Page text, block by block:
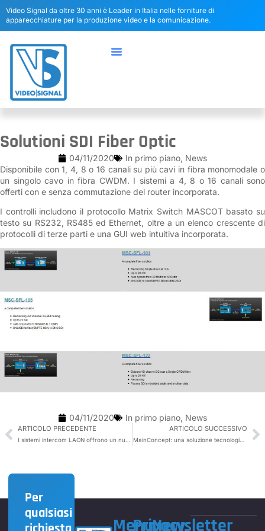
Video Signal da oltre 30 anni è Leader in Italia nelle forniture di
apparecchiature per la produzione video e la comunicazione.
Solutioni SDI Fiber Optic
04/11/2020 In primo piano, News
Disponibile con 1, 4, 8 o 16 canali su più cavi in fibra monomodale o
un singolo cavo in fibra CWDM. I sistemi a 4, 8 o 16 canali sono
offerti con e senza commutazione del router incorporata.
I controlli includono il protocollo Matrix Switch MASCOT basato su
testo su RS232, RS485 ed Ethernet, oltre a un elenco crescente di
protocolli di terze parti e una GUI web intuitiva incorporata.
04/11/2020 In primo piano, News
ARTICOLO PRECEDENTE
I sistemi intercom LAON offrono un nuovo concetto per comunicare
ARTICOLO SUCCESSIVO
MainConcept: una soluzione tecnologica avvincente
Per
qualsiasi
Menu
Privacy
Newsletter